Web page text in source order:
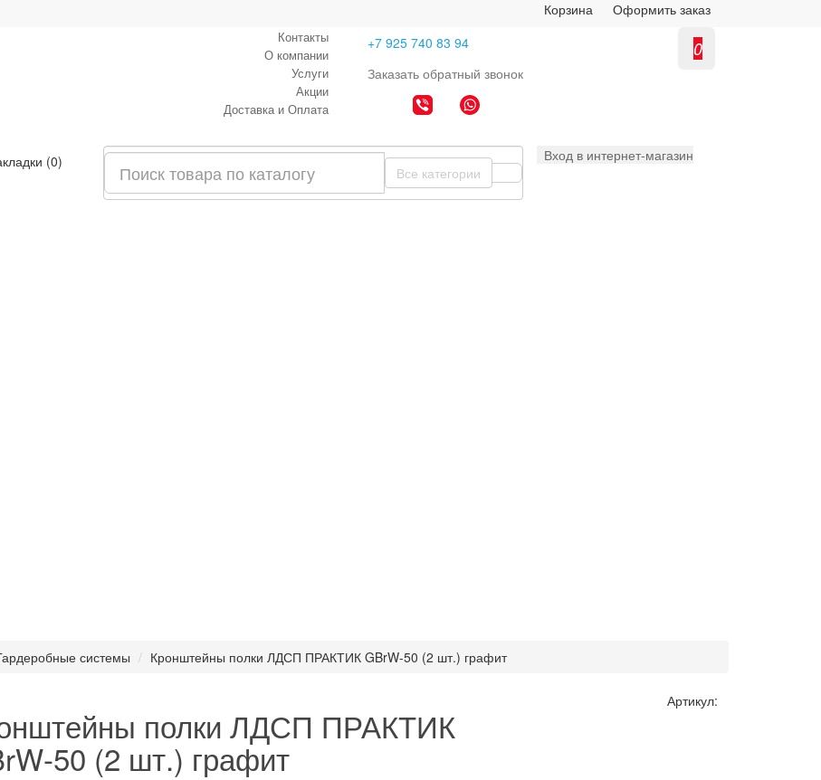
Корзина Оформить заказ
Контакты
О компании
Услуги
Акции
Доставка и Оплата
+7 925 740 83 94
Заказать обратный звонок
0
(0)
Все категории
Вход в интернет-магазин
системы Кронштейны полки ЛДСП ПРАКТИК GBrW-50 (2 шт.) графит
полки ЛДСП ПРАКТИК
50 (2 шт.) графит
Артикул: